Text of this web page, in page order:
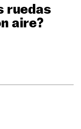
ruedas
aire?